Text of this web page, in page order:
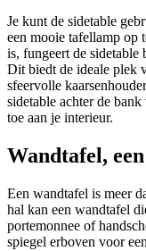
Je kunt de sidetable
een mooie tafellamp op
is, fungeert de sidetable
Dit biedt de ideale plek
sfeervolle
sidetable achter de
toe aan je interieur.
Wandtafel,
Een wandtafel is meer
hal kan een wandtafel
portemonnee of
spiegel erboven voor